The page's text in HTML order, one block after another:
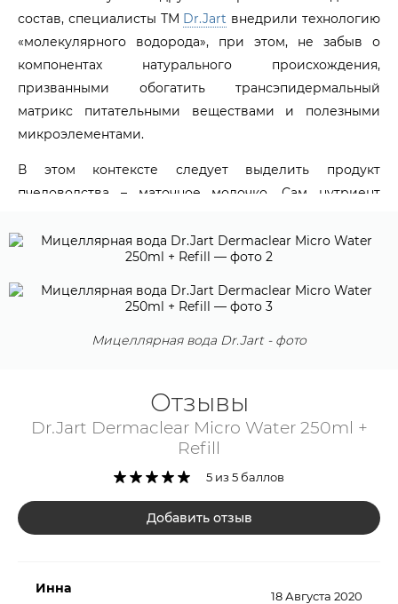
состав, специалисты ТМ Dr.Jart внедрили технологию
«молекулярного водорода», при этом, не забыв о
компонентах натурального происхождения,
призванными обогатить трансэпидермальный
матрикс питательными веществами и полезными
микроэлементами.
В этом контексте следует выделить продукт
пчеловодства – маточное молочко. Сам нутриент
ретинол, снимающий воспаление, отеки и
усиливающий регенерацию клеток. Кроме того,
молочко богато на витамин молодости (Е), а также
витамин С, успешно предотвращающий возрастные
изменения. Нельзя обойти вниманием изобилие
регулирующих синтез кожного себума.
Мицеллярная вода обильно насыщена экстрактом
дрожжевых грибов, который обеспечивает
полноценное увлажнение эпидермису, помогает
тканям быстрее обновляться, улучшает микрорельеф
кожи, равно как и снижает количество и глубину
Мицеллярная вода Dr.Jart - фото
Отзывы
Dr.Jart Dermaclear Micro Water 250ml +
Refill
5 из 5 баллов
Добавить отзыв
Инна 18 Августа 2020